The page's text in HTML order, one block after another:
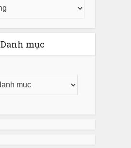
Danh mục